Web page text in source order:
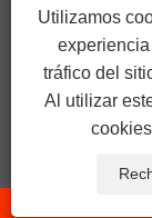
Copyright © 2022
placa de nitruro
Enlaces
Utilizamos
tráfico del
Al utilizar